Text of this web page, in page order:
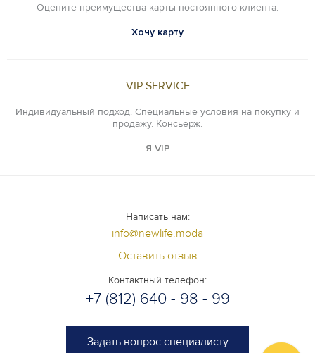
Оцените преимущества карты постоянного клиента.
Хочу карту
VIP SERVICE
Индивидуальный подход. Специальные условия на покупку и
продажу. Консьерж.
Я VIP
Написать нам:
info@newlife.moda
Оставить отзыв
Контактный телефон:
+7 (812) 640 - 98 - 99
Задать вопрос специалисту